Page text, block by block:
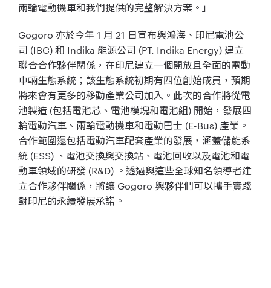
兩輪電動機車和我們提供的完整解決方案。」
Gogoro 亦於今年 1 月 21 日宣布與鴻海、印尼電池公
司 (IBC) 和 Indika 能源公司 (PT. Indika Energy) 建立
聯合合作夥伴關係，在印尼建立一個開放且全面的電動
車輛生態系統；該生態系統初期有四位創始成員，預期
將來會有更多的移動產業公司加入。此次的合作將從電
池製造 (包括電池芯、電池模塊和電池組) 開始，發展四
輪電動汽車、兩輪電動機車和電動巴士 (E-Bus) 產業。
合作範圍還包括電動汽車配套產業的發展，涵蓋儲能系
統 (ESS) 、電池交換與交換站、電池回收以及電池和電
動車領域的研發 (R&D) 。透過與這些全球知名領導者建
立合作夥伴關係，將讓 Gogoro 與夥伴們可以攜手實踐
對印尼的永續發展承諾。